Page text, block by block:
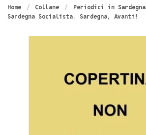
Home Collane Periodici in Sardegna
Sardegna Socialista. Sardegna, Avanti!